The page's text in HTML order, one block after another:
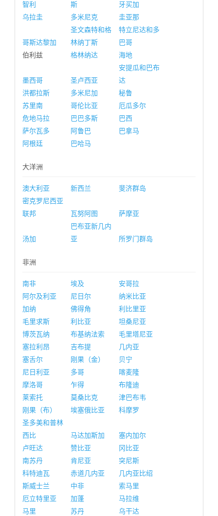
智利
斯
牙买加
乌拉圭
多米尼克 圭亚那
哥斯达黎加
圣文森特和格
林纳丁斯
特立尼达和多
巴哥
伯利兹
格林纳达 海地
墨西哥 圣卢西亚
安提瓜和巴布
达
洪都拉斯
多米尼加
秘鲁
苏里南
哥伦比亚
厄瓜多尔
危地马拉
巴巴多斯
巴西
萨尔瓦多
阿鲁巴
巴拿马
阿根廷
巴哈马
大洋洲
澳大利亚 新西兰
斐济群岛
密克罗尼西亚
联邦
瓦努阿图 萨摩亚
汤加
巴布亚新几内
亚
所罗门群岛
非洲
南非 埃及
安哥拉
阿尔及利亚
尼日尔
纳米比亚
加纳
佛得角
利比里亚
毛里求斯
利比亚
坦桑尼亚
博茨瓦纳
布基纳法索
毛里塔尼亚
塞拉利昂
吉布提
几内亚
塞舌尔
刚果（金）
贝宁
尼日利亚
多哥
喀麦隆
摩洛哥
乍得
布隆迪
莱索托
莫桑比克
津巴布韦
刚果（布）
埃塞俄比亚
科摩罗
圣多美和普林
西比
马达加斯加
塞内加尔
卢旺达
赞比亚
冈比亚
南苏丹
肯尼亚
突尼斯
科特迪瓦
赤道几内亚
几内亚比绍
斯威士兰
中非
索马里
厄立特里亚
加蓬
马拉维
马里
苏丹 乌干达